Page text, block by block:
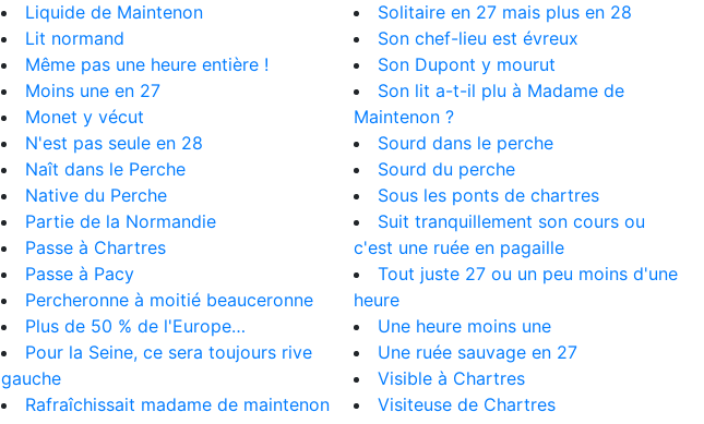
Liquide de Maintenon
Lit normand
Même pas une heure entière !
Moins une en 27
Monet y vécut
N'est pas seule en 28
Naît dans le Perche
Native du Perche
Partie de la Normandie
Passe à Chartres
Passe à Pacy
Percheronne à moitié beauceronne
Plus de 50 % de l'Europe…
Pour la Seine, ce sera toujours rive
gauche
Rafraîchissait madame de maintenon
Solitaire en 27 mais plus en 28
Son chef-lieu est évreux
Son Dupont y mourut
Son lit a-t-il plu à Madame de
Maintenon ?
Sourd dans le perche
Sourd du perche
Sous les ponts de chartres
Suit tranquillement son cours ou
c'est une ruée en pagaille
Tout juste 27 ou un peu moins d'une
heure
Une heure moins une
Une ruée sauvage en 27
Visible à Chartres
Visiteuse de Chartres